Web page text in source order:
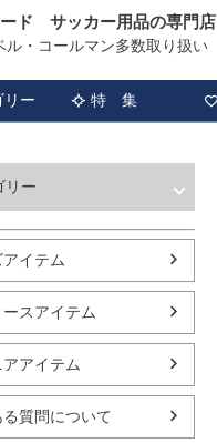
ド サッカー用品の専門店
・コールマン多数取り扱い
リー 特 集
リー
トボール
グ用品
アパレル
アイテム
ースアイテム
アアイテム
質問について